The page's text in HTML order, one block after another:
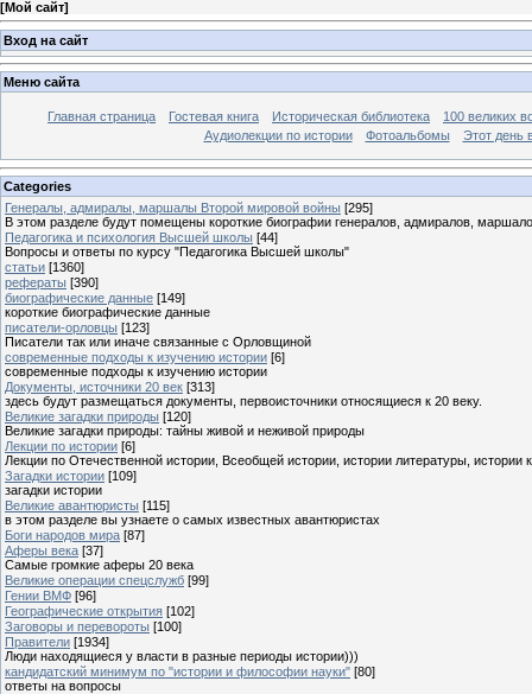
[Мой сайт]
Вход на сайт
Меню сайта
Главная страница Гостевая книга Историческая библиотека
100 великих
Аудиолекции по истории
Фотоальбомы Этот день
Categories
Генералы, адмиралы, маршалы Второй мировой войны [295]
В этом разделе будут помещены короткие биографии генералов, адмиралов,
Педагогика и психология Высшей школы [44]
Вопросы и ответы по курсу "Педагогика Высшей школы"
статьи [1360]
рефераты [390]
биографические данные [149]
короткие биографические данные
писатели-орловцы [123]
Писатели так или иначе связанные с Орловщиной
современные подходы к изучению истории [6]
современные подходы к изучению истории
Документы, источники 20 век [313]
здесь будут размещаться документы, первоисточники относящиеся к 20 веку.
Великие загадки природы [120]
Великие загадки природы: тайны живой и неживой природы
Лекции по истории [6]
Лекции по Отечественной истории, Всеобщей истории, истории литературы, истории
Загадки истории [109]
загадки истории
Великие авантюристы [115]
в этом разделе вы узнаете о самых известных авантюристах
Боги народов мира [87]
Аферы века [37]
Самые громкие аферы 20 века
Великие операции спецслужб [99]
Гении ВМФ [96]
Географические открытия [102]
Заговоры и перевороты [100]
Правители [1934]
Люди находящиеся у власти в разные периоды истории)))
кандидатский минимум по "истории и философии науки" [80]
ответы на вопросы